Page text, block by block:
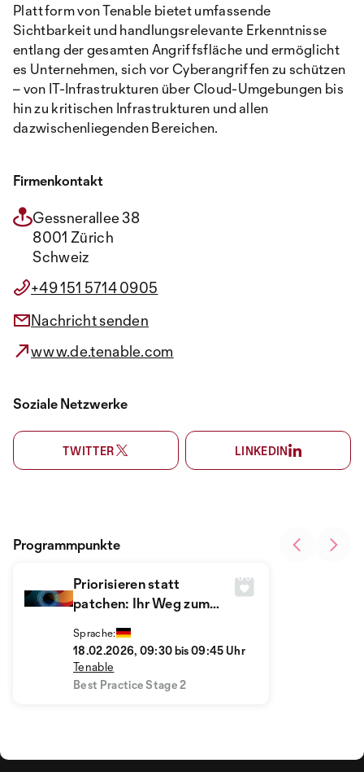
Plattform von Tenable bietet umfassende
Sichtbarkeit und handlungsrelevante Erkenntnisse
entlang der gesamten Angriffsfläche und ermöglicht
es Unternehmen, sich vor Cyberangriffen zu schützen
– von IT-Infrastrukturen über Cloud-Umgebungen bis
hin zu kritischen Infrastrukturen und allen
dazwischenliegenden Bereichen.
Firmenkontakt
Gessnerallee 38
8001 Zürich
Schweiz
+49 151 5714 0905
Nachricht senden
www.de.tenable.com
Soziale Netzwerke
TWITTER LINKEDIN
Priorisieren statt
patchen: Ihr Weg zum
Management
Sprache:
18.02.2026, 09:30 bis 09:45 Uhr
Tenable
Best Practice Stage 2
Programmpunkte